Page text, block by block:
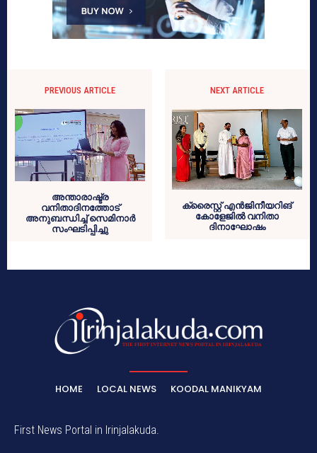
PREVIOUS ARTICLE
അന്താരാഷ്ട്ര
വനിതാദിനത്തോട്
അനുബന്ധിച്ച് സെമിനാർ
സംഘടിപ്പിച്ചു
NEXT ARTICLE
ക്രൈസ്റ്റ് എൻജിനീയറിങ്
കോളേജിൽ വനിതാ
ദിനാഘോഷം
HOME LOCAL NEWS KOODAL MANIKYAM
First News Portal in Irinjalakuda.